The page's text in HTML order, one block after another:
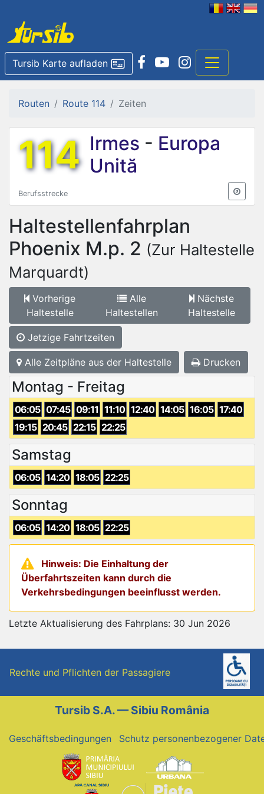
Tursib Karte aufladen
Routen Route 114 Zeiten
114 Irmes - Europa
Unită
Berufsstrecke
Haltestellenfahrplan
Phoenix M.p. 2 (Zur Haltestelle
Marquardt)
Vorherige
Haltestelle
Alle
Haltestellen
Nächste
Haltestelle
Jetzige Fahrtzeiten
Alle Zeitpläne aus der Haltestelle Drucken
Montag - Freitag
06:05 07:45 09:11 11:10 12:40 14:05 16:05 17:40
19:15 20:45 22:15 22:25
Samstag
06:05 14:20 18:05 22:25
Sonntag
06:05 14:20 18:05 22:25
Hinweis: Die Einhaltung der
Überfahrtszeiten kann durch die
Verkehrsbedingungen beeinflusst werden.
Letzte Aktualisierung des Fahrplans: 30 Jun 2026
Rechte und Pflichten der Passagiere
Tursib S.A. — Sibiu România
Geschäftsbedingungen Schutz personenbezogener